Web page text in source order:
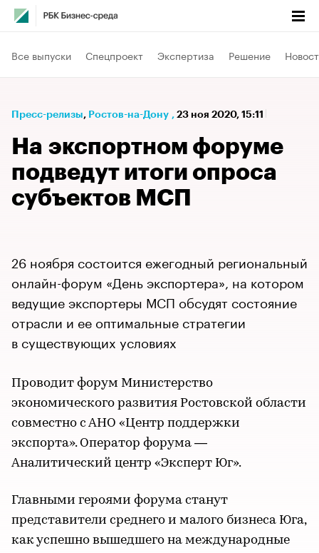
Все выпуски Спецпроект Экспертиза Решение
Пресс-релизы⁠, Ростов-на-Дону , 23 ноя 2020, 15:11
На экспортном форуме
подведут итоги опроса
субъектов МСП
26 ноября состоится ежегодный региональный
онлайн-форум «День экспортера», на котором
ведущие экспортеры МСП обсудят состояние
отрасли и ее оптимальные стратегии
в существующих условиях
Проводит форум Министерство
экономического развития Ростовской области
совместно с АНО «Центр поддержки
экспорта». Оператор форума —
Аналитический центр «Эксперт Юг».
Главными героями форума станут
представители среднего и малого бизнеса Юга,
как успешно вышедшего на международные